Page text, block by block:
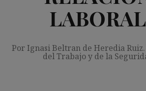
Por Ignasi Beltran de Heredia
del Trabajo y de la